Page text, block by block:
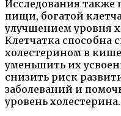
Исследования также
пищи, богатой
улучшением уровня
Клетчатка способна
холестерином в
уменьшить их
снизить риск
заболеваний и
уровень холестерина.